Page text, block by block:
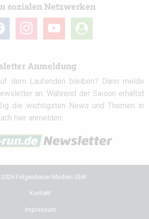
sozialen Netzwerken
instagramyoutube
user-
circle
Anmeldung
dem Laufenden bleiben? Dann melde
an. Während der Saison erhältst
die wichtigsten News und Themen in
hier anmelden:
Felgenhauer Medien GbR
Kontakt
Impressum